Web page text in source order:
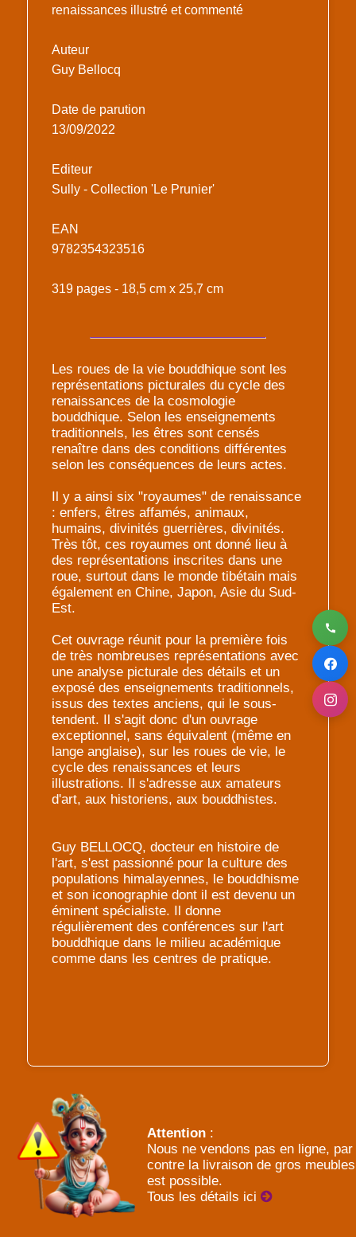
renaissances illustré et commenté
Auteur
Guy Bellocq
Date de parution
13/09/2022
Editeur
Sully - Collection 'Le Prunier'
EAN
9782354323516
319 pages - 18,5 cm x 25,7 cm
Les roues de la vie bouddhique sont les
représentations picturales du cycle des
renaissances de la cosmologie
bouddhique. Selon les enseignements
traditionnels, les êtres sont censés
renaître dans des conditions différentes
selon les conséquences de leurs actes.
Il y a ainsi six "royaumes" de renaissance
: enfers, êtres affamés, animaux,
humains, divinités guerrières, divinités.
Très tôt, ces royaumes ont donné lieu à
des représentations inscrites dans une
roue, surtout dans le monde tibétain mais
également en Chine, Japon, Asie du Sud-
Est.
Cet ouvrage réunit pour la première fois
de très nombreuses représentations avec
une analyse picturale des détails et un
exposé des enseignements traditionnels,
issus des textes anciens, qui le sous-
tendent. Il s'agit donc d'un ouvrage
exceptionnel, sans équivalent (même en
lange anglaise), sur les roues de vie, le
cycle des renaissances et leurs
illustrations. Il s'adresse aux amateurs
d'art, aux historiens, aux bouddhistes.
Guy BELLOCQ, docteur en histoire de
l'art, s'est passionné pour la culture des
populations himalayennes, le bouddhisme
et son iconographie dont il est devenu un
éminent spécialiste. Il donne
régulièrement des conférences sur l'art
bouddhique dans le milieu académique
comme dans les centres de pratique.
Attention :
Nous ne vendons pas en ligne, par
contre la livraison de gros meubles
est possible.
Tous les détails ici